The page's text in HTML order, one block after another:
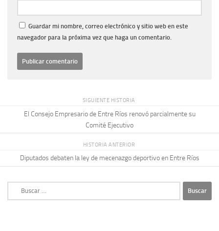
Guardar mi nombre, correo electrónico y sitio web en este
navegador para la próxima vez que haga un comentario.
SIGUIENTE HISTORIA
El Consejo Empresario de Entre Ríos renovó parcialmente su
Comité Ejecutivo
HISTORIA ANTERIOR
Diputados debaten la ley de mecenazgo deportivo en Entre Ríos